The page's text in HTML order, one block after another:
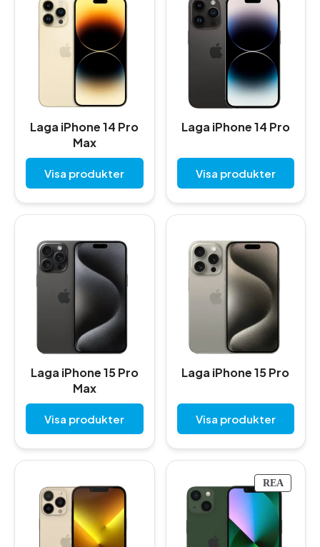
Laga iPhone 14 Pro
Max
Visa produkter
Laga iPhone 14 Pro
Visa produkter
Laga iPhone 15 Pro
Max
Visa produkter
Laga iPhone 15 Pro
Visa produkter
REAP
R